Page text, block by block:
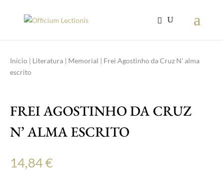
Início | Literatura | Memorial | Frei Agostinho da Cruz N’ alma
escrito
FREI AGOSTINHO DA CRUZ
N’ ALMA ESCRITO
14,84€